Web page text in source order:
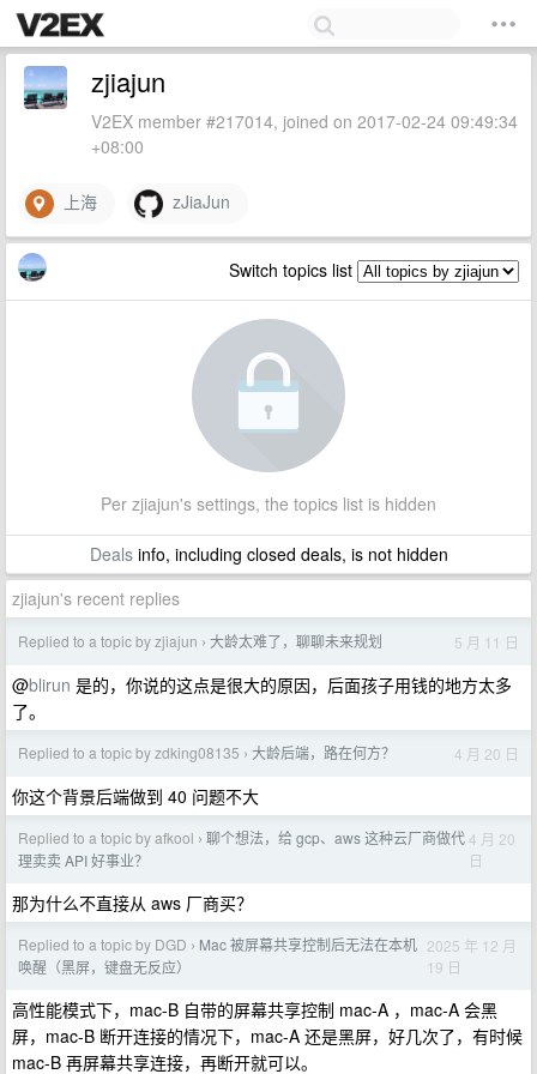
zjiajun
V2EX member #217014, joined on 2017-02-24 09:49:34
+08:00
上海 zJiaJun
Switch topics list
Per zjiajun's settings, the topics list is hidden
Dealsinfo, including closed deals, is not hidden
zjiajun's recent replies
Replied to a topic by zjiajun › 大龄太难了，聊聊未来规划 5 月 11 日
@blirun 是的，你说的这点是很大的原因，后面孩子用钱的地方太多
了。
Replied to a topic by zdking08135 › 大龄后端，路在何方？ 4 月 20 日
你这个背景后端做到 40 问题不大
Replied to a topic by afkool › 聊个想法，给 gcp、aws 这种云厂商做代
理卖卖 API 好事业？
4 月 20
日
那为什么不直接从 aws 厂商买？
Replied to a topic by DGD › Mac 被屏幕共享控制后无法在本机
唤醒（黑屏，键盘无反应）
2025 年 12 月
19 日
高性能模式下，mac-B 自带的屏幕共享控制 mac-A ，mac-A 会黑
屏，mac-B 断开连接的情况下，mac-A 还是黑屏，好几次了，有时候
mac-B 再屏幕共享连接，再断开就可以。